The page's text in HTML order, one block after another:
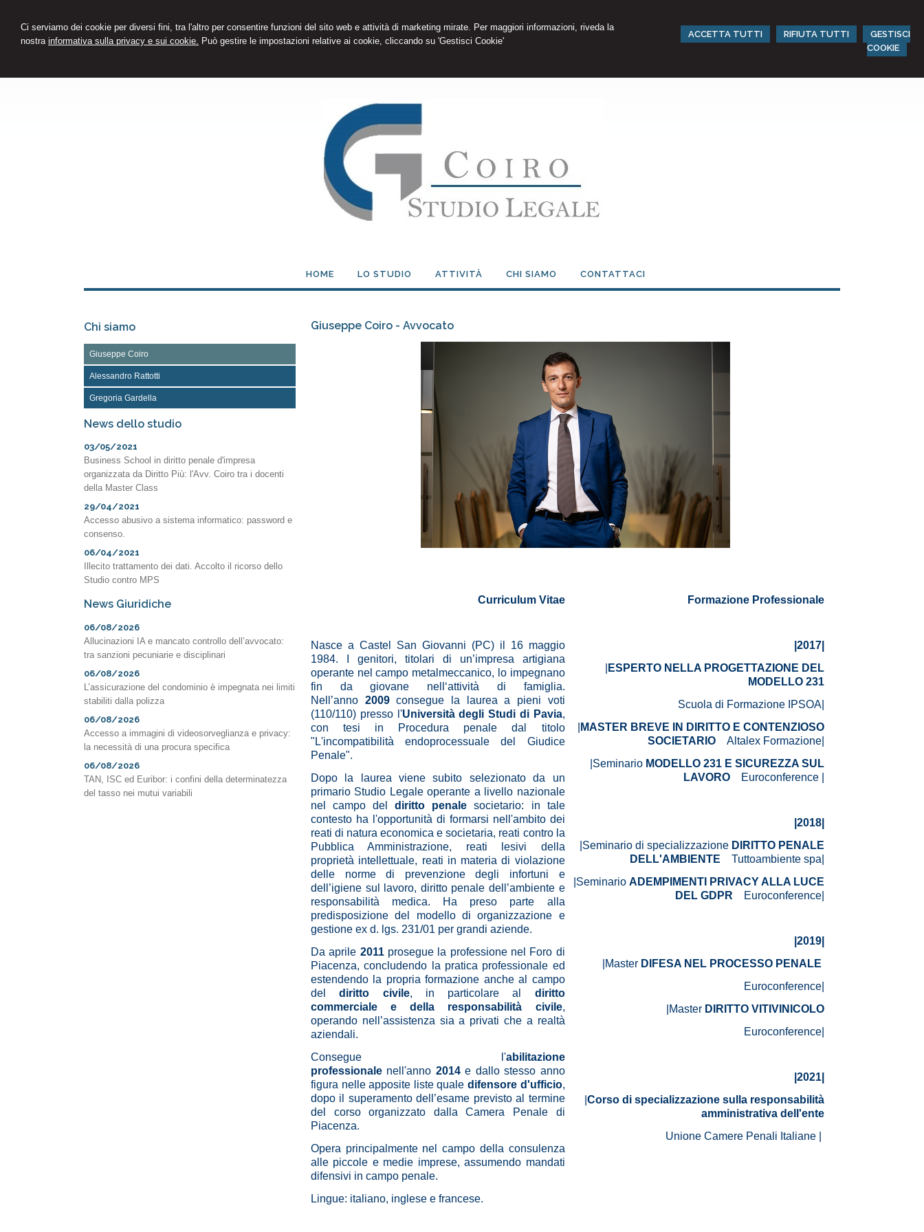
Ci serviamo dei cookie per diversi fini, tra l'altro per consentire funzioni del sito web e attività di marketing mirate. Per maggiori informazioni, riveda la
nostra informativa sulla privacy e sui cookie. Può gestire le impostazioni relative ai cookie, cliccando su 'Gestisci Cookie'
ACCETTA TUTTI RIFIUTA TUTTI
GESTISCI
COOKIE
HOME LO STUDIO ATTIVITÀ CHI SIAMO CONTATTACI
Giuseppe Coiro - Avvocato
Curriculum Vitae
Nasce a Castel San Giovanni (PC) il 16 maggio
1984. I genitori, titolari di un’impresa artigiana
operante nel campo metalmeccanico, lo impegnano
fin da giovane nell‘attività di famiglia.
Nell’anno 2009consegue la laurea a pieni voti
(110/110) presso l'Università degli Studi di Pavia,
con tesi in Procedura penale dal titolo
"L'incompatibilità endoprocessuale del Giudice
Penale".
Dopo la laurea viene subito selezionato da un
primario Studio Legale operante a livello nazionale
nel campo deldiritto penale societario: in tale
contesto ha l'opportunità di formarsi nell'ambito dei
reati di natura economica e societaria, reati contro la
Pubblica Amministrazione, reati lesivi della
proprietà intellettuale, reati in materia di violazione
delle norme di prevenzione degli infortuni e
dell’igiene sul lavoro, diritto penale dell’ambiente e
responsabilità medica. Ha preso parte alla
predisposizione del modello di organizzazione e
gestione ex d. lgs. 231/01 per grandi aziende.
Da aprile 2011prosegue la professione nel Foro di
Piacenza, concludendo la pratica professionale ed
estendendo la propria formazione anche al campo
deldiritto civile, in particolare al diritto
commerciale
e della responsabilità civile,
operando nell’assistenza sia a privati che a realtà
aziendali.
Consegue l'abilitazione
professionale nell'anno 2014e dallo stesso anno
figura nelle apposite liste quale difensore d'ufficio,
dopo il superamento dell’esame previsto al termine
del corso organizzato dalla Camera Penale di
Piacenza.
Opera principalmente nel campo della consulenza
alle piccole e medie imprese, assumendo mandati
difensivi in campo penale.
Lingue: italiano, inglese e francese.
Formazione Professionale
|2017|
ESPERTO NELLA PROGETTAZIONE DEL
MODELLO 231
Scuola di Formazione IPSOA|
MASTER BREVE IN DIRITTO E CONTENZIOSO
SOCIETARIO
Altalex Formazione|
|Seminario MODELLO 231 E SICUREZZA SUL
LAVORO
Euroconference |
|2018|
|Seminario di specializzazione DIRITTO PENALE
DELL'AMBIENTE
Tuttoambiente spa|
|Seminario ADEMPIMENTI PRIVACY ALLA LUCE
DEL GDPR
Euroconference|
|2019|
|Master DIFESA NEL PROCESSO PENALE
Euroconference|
|Master DIRITTO VITIVINICOLO
Euroconference|
|2021|
Corso di specializzazione sulla responsabilità
amministrativa dell'ente
Unione Camere Penali Italiane |
Chi siamo
Giuseppe Coiro
Alessandro Rattotti
Gregoria Gardella
News dello studio
03/05/2021
Business School in diritto penale d'impresa
organizzata da Diritto Più: l'Avv. Coiro tra i docenti
della Master Class
29/04/2021
Accesso abusivo a sistema informatico: password e
consenso.
06/04/2021
Illecito trattamento dei dati. Accolto il ricorso dello
Studio contro MPS
News Giuridiche
06/08/2026
Allucinazioni IA e mancato controllo dell’avvocato:
tra sanzioni pecuniarie e disciplinari
06/08/2026
L’assicurazione del condominio è impegnata nei limiti
stabiliti dalla polizza
06/08/2026
Accesso a immagini di videosorveglianza e privacy:
la necessità di una procura specifica
06/08/2026
TAN, ISC ed Euribor: i confini della determinatezza
del tasso nei mutui variabili